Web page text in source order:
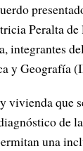
Peralta de
integrantes
y Geografía
vivienda que
de
una